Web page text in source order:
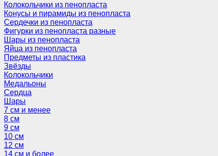
Колокольчики из пенопласта
Конусы и пирамиды из пенопласта
Сердечки из пенопласта
Фигурки из пенопласта разные
Шары из пенопласта
Яйца из пенопласта
Предметы из пластика
Звёзды
Колокольчики
Медальоны
Сердца
Шары
7 см и менее
8 см
9 см
10 см
12 см
14 см и более